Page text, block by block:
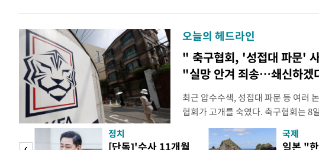
오늘의 헤드라인
" 축구협회, '성접대 파문'
"실망 안겨 죄송…쇄신하겠
최근 압수수색, 성접대 파문 등 여러
협회가 고개를 숙였다. 축구협회는 8
관계자 여러분께 드리는 글'이라는 제
다. 축구협회는 최근 2026 국제축구
정치
[단독]'수사 11개월
국제
일본 "